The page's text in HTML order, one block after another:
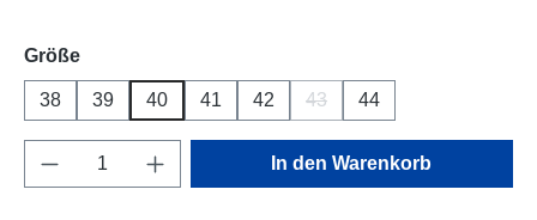
Größeauswählen
38 39 40 41 42 43 44
Produkt Anzahl: Gib den gewünschten
In den Warenkorb